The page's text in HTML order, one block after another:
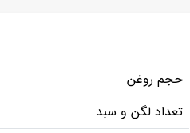
حجم روغن
تعداد لگن و سبد